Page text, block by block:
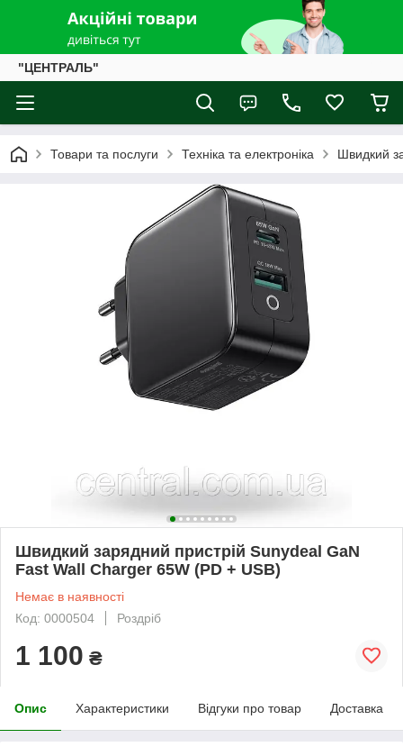
"ЦЕНТРАЛЬ"
Товари та послуги Техніка та електроніка Швидкий
Швидкий зарядний пристрій Sunydeal GaN
Fast Wall Charger 65W (PD + USB)
Немає в наявності
Код: 0000504
Роздріб
1 100 ₴
Опис Характеристики Відгуки про товар Доставка